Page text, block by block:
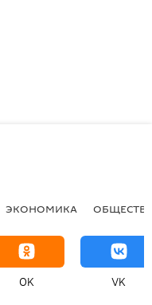
ЭКОНОМИКА
OK VK